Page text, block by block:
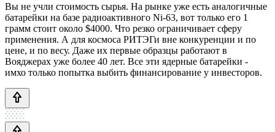
Вы не учли стоимость сырья. На рынке уже есть аналогичные
батарейки на базе радиоактивного Ni-63, вот только его 1
грамм стоит около $4000. Что резко ограничивает сферу
применения. А для космоса РИТЭГи вне конкуренции и по
цене, и по весу. Даже их первые образцы работают в
Вояджерах уже более 40 лет. Все эти ядерные батарейки -
имхо только попытка выбить финансирование у инвесторов.